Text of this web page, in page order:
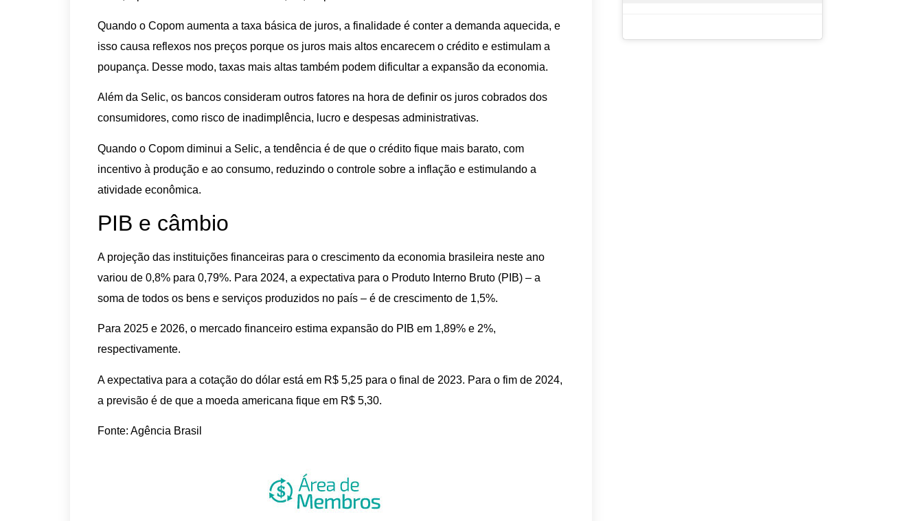
Quando o Copom aumenta a taxa básica de juros, a finalidade é conter a demanda aquecida, e
isso causa reflexos nos preços porque os juros mais altos encarecem o crédito e estimulam a
poupança. Desse modo, taxas mais altas também podem dificultar a expansão da economia.
Além da Selic, os bancos consideram outros fatores na hora de definir os juros cobrados dos
consumidores, como risco de inadimplência, lucro e despesas administrativas.
Quando o Copom diminui a Selic, a tendência é de que o crédito fique mais barato, com
incentivo à produção e ao consumo, reduzindo o controle sobre a inflação e estimulando a
atividade econômica.
PIB e câmbio
A projeção das instituições financeiras para o crescimento da economia brasileira neste ano
variou de 0,8% para 0,79%. Para 2024, a expectativa para o Produto Interno Bruto (PIB) – a
soma de todos os bens e serviços produzidos no país – é de crescimento de 1,5%.
Para 2025 e 2026, o mercado financeiro estima expansão do PIB em 1,89% e 2%,
respectivamente.
A expectativa para a cotação do dólar está em R$ 5,25 para o final de 2023. Para o fim de 2024,
a previsão é de que a moeda americana fique em R$ 5,30.
Fonte: Agência Brasil